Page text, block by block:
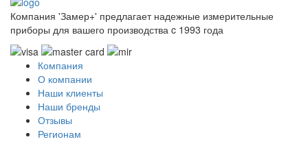
Компания 'Замер+' предлагает надежные измерительные
приборы для вашего производства c 1993 года
Компания
О компании
Наши клиенты
Наши бренды
Отзывы
Регионам